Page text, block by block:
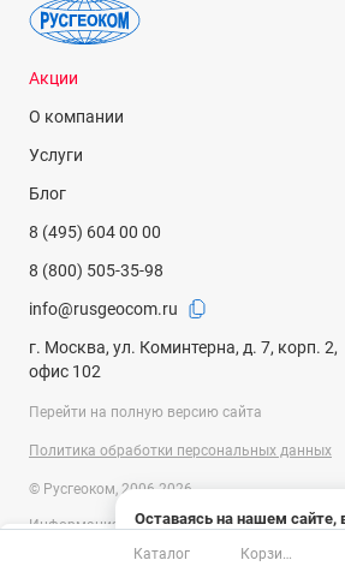
Оставаясь на нашем сайте,
на использование файлов
системами веб-аналитики
Акции
О компании
Услуги
Блог
8 (495) 604 00 00
8 (800) 505-35-98
info@rusgeocom.ru
г. Москва, ул. Коминтерна, д. 7, корп. 2,
офис 102
Перейти на полную версию сайта
Политика обработки персональных данных
© Русгеоком, 2006-2026
Информация на сайте носит справочный
публичной офертой, определяемой
Каталог Корзина